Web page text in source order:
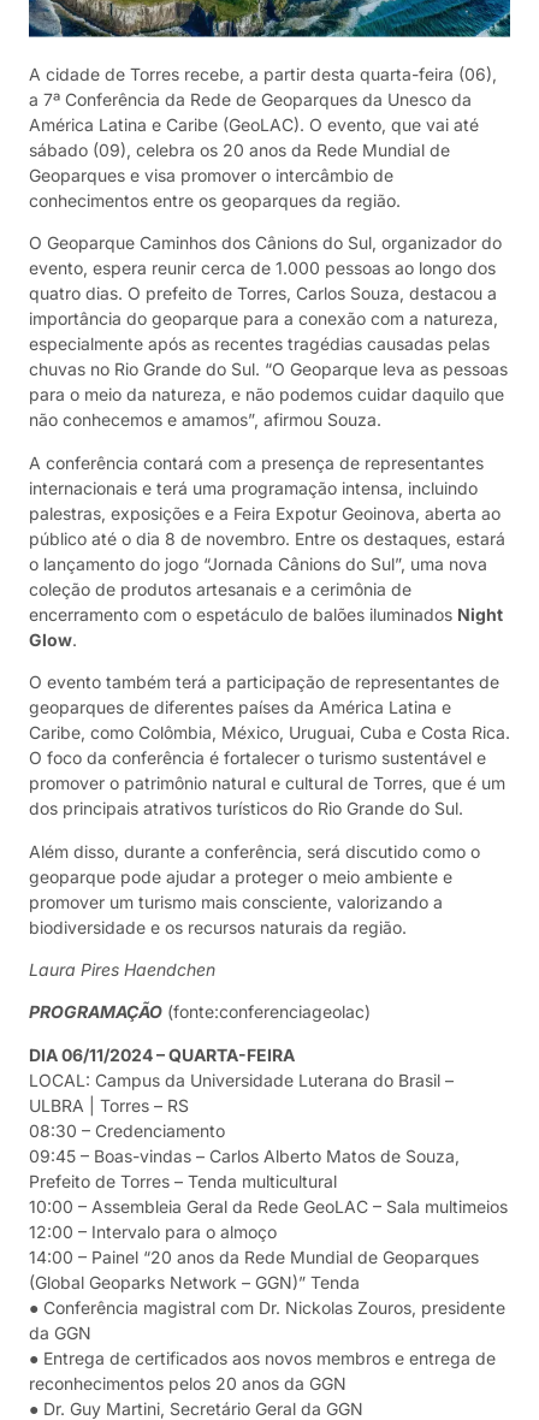
A cidade de Torres recebe, a partir desta quarta-feira (06),
a 7ª Conferência da Rede de Geoparques da Unesco da
América Latina e Caribe (GeoLAC). O evento, que vai até
sábado (09), celebra os 20 anos da Rede Mundial de
Geoparques e visa promover o intercâmbio de
conhecimentos entre os geoparques da região.
O Geoparque Caminhos dos Cânions do Sul, organizador do
evento, espera reunir cerca de 1.000 pessoas ao longo dos
quatro dias. O prefeito de Torres, Carlos Souza, destacou a
importância do geoparque para a conexão com a natureza,
especialmente após as recentes tragédias causadas pelas
chuvas no Rio Grande do Sul. “O Geoparque leva as pessoas
para o meio da natureza, e não podemos cuidar daquilo que
não conhecemos e amamos”, afirmou Souza.
A conferência contará com a presença de representantes
internacionais e terá uma programação intensa, incluindo
palestras, exposições e a Feira Expotur Geoinova, aberta ao
público até o dia 8 de novembro. Entre os destaques, estará
o lançamento do jogo “Jornada Cânions do Sul”, uma nova
coleção de produtos artesanais e a cerimônia de
encerramento com o espetáculo de balões iluminados Night
Glow.
O evento também terá a participação de representantes de
geoparques de diferentes países da América Latina e
Caribe, como Colômbia, México, Uruguai, Cuba e Costa Rica.
O foco da conferência é fortalecer o turismo sustentável e
promover o patrimônio natural e cultural de Torres, que é um
dos principais atrativos turísticos do Rio Grande do Sul.
Além disso, durante a conferência, será discutido como o
geoparque pode ajudar a proteger o meio ambiente e
promover um turismo mais consciente, valorizando a
biodiversidade e os recursos naturais da região.
Laura Pires Haendchen
PROGRAMAÇÃO (fonte:conferenciageolac)
DIA 06/11/2024 – QUARTA-FEIRA
LOCAL: Campus da Universidade Luterana do Brasil –
ULBRA | Torres – RS
08:30 – Credenciamento
09:45 – Boas-vindas – Carlos Alberto Matos de Souza,
Prefeito de Torres – Tenda multicultural
10:00 – Assembleia Geral da Rede GeoLAC – Sala multimeios
12:00 – Intervalo para o almoço
14:00 – Painel “20 anos da Rede Mundial de Geoparques
(Global Geoparks Network – GGN)” Tenda
● Conferência magistral com Dr. Nickolas Zouros, presidente
da GGN
● Entrega de certificados aos novos membros e entrega de
reconhecimentos pelos 20 anos da GGN
● Dr. Guy Martini, Secretário Geral da GGN